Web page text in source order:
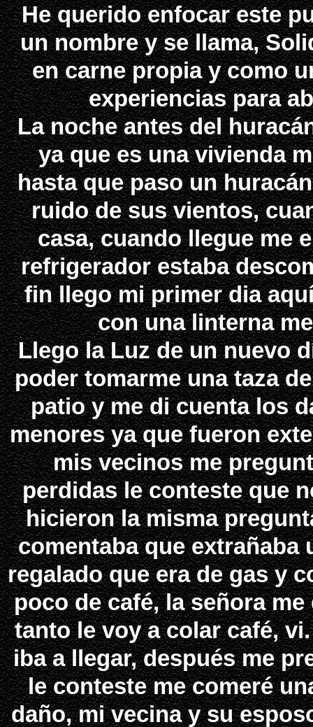
He querido enfocar este
un nombre y se llama,
en carne propia y como
experiencias para
La noche antes del
ya que es una vivienda
hasta que paso un
ruido de sus vientos,
casa, cuando llegue me
refrigerador estaba
fin llego mi primer dia
con una linterna
Llego la Luz de un nuevo
poder tomarme una taza
patio y me di cuenta los
menores ya que fueron
mis vecinos me
perdidas le conteste que
hicieron la misma
comentaba que
regalado que era de gas y
poco de café, la señora
tanto le voy a colar café,
iba a llegar, después me
le conteste me comeré
daño, mi vecina y su